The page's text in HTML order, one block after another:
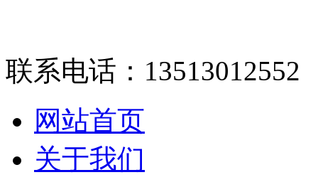
联系电话： 13513012552
网站首页
关于我们